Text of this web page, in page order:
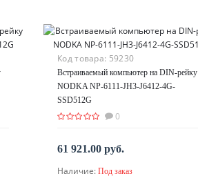
Код товара: 59230
Встраиваемый компьютер на DIN-рейку
NODKA NP-6111-JH3-J6412-4G-
SSD512G
0
61 921.00 руб.
По запросу
Наличие: Под заказ